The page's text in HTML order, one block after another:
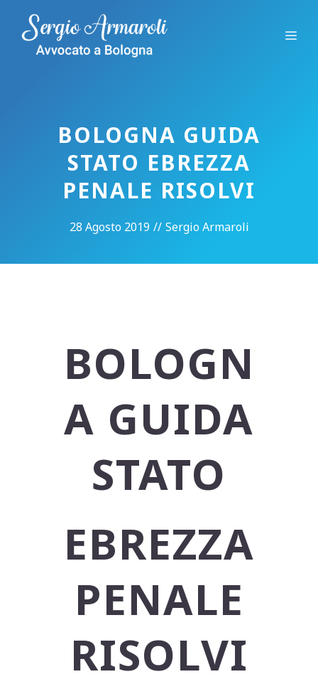
contenuto
BOLOGNA GUIDA
STATO EBREZZA
PENALE RISOLVI
28 Agosto 2019 // Sergio Armaroli
BOLOGN
A GUIDA
STATO
EBREZZA
PENALE
RISOLVI